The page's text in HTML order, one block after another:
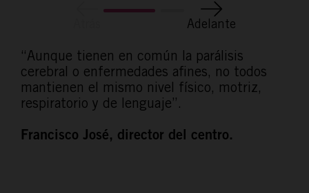
Adelante
“Aunque tienen en común la parálisis
cerebral o enfermedades afines, no todos
mantienen el mismo nivel físico, motriz,
respiratorio y de lenguaje”.
Francisco José, director del centro.